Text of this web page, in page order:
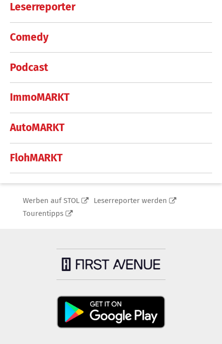
Leserreporter
Comedy
Podcast
ImmoMARKT
AutoMARKT
FlohMARKT
Werben auf STOL
Leserreporter werden
Tourentipps